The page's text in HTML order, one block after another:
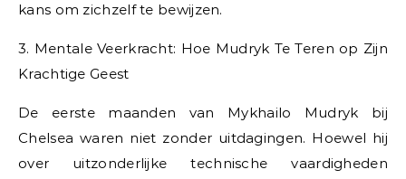
kans om zichzelf te bewijzen.
3. Mentale Veerkracht: Hoe Mudryk Te Teren op Zijn
Krachtige Geest
De eerste maanden van Mykhailo Mudryk bij
Chelsea waren niet zonder uitdagingen. Hoewel hij
over uitzonderlijke technische vaardigheden